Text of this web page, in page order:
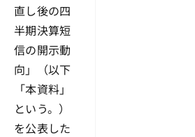
直し後の四
半期決算短
信の開示動
向」（以下
「本資料」
という。）
を公表した